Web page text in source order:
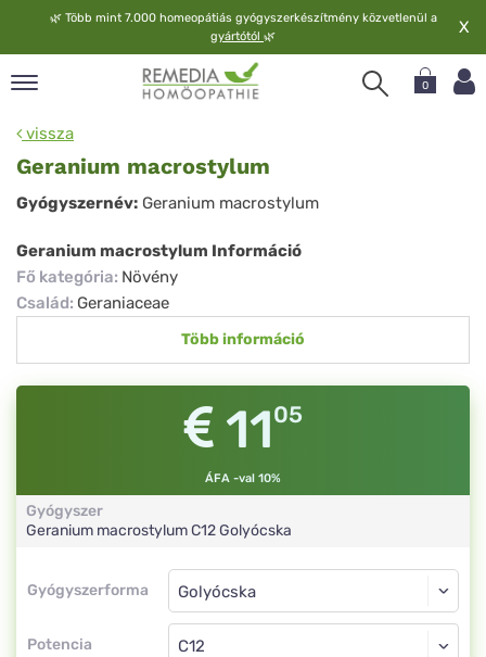
🌿 Több mint 7.000 homeopátiás gyógyszerkészítmény közvetlenül a
gyártótól 🌿 X
0
vissza
Geranium macrostylum
Geranium
macrostylum
Gyógyszernév: Geranium macrostylum
Geranium macrostylum Információ
Fő kategória: Növény
Család: Geraniaceae
Több információ
1105
ÁFA -val 10%
Gyógyszer
Geranium macrostylumC12Golyócska
Gyógyszerforma
Gyógyszerforma
Potencia
Golyócska
C12